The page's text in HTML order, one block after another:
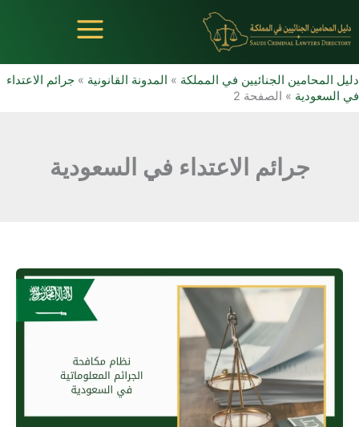
إلى
المحتوى
دليل المحامين الجنائيين في المملكة » المدونة القانونية » جرائم الاعتداء
في السعودية » الصفحة 2
جرائم الاعتداء في السعودية